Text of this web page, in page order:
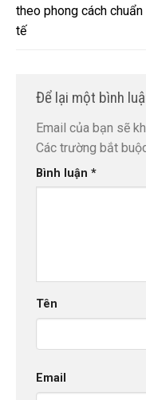
theo phong cách
tế
Để lại một bình
Email của bạn sẽ
Các trường bắt
Bình luận *
Tên
Email